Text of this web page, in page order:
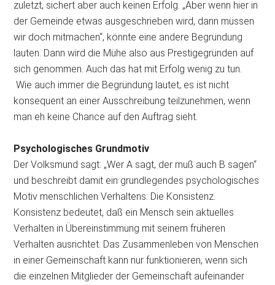
zuletzt, sichert aber auch keinen Erfolg. „Aber wenn hier in
der Gemeinde etwas ausgeschrieben wird, dann müssen
wir doch mitmachen“, könnte eine andere Begründung
lauten. Dann wird die Mühe also aus Prestigegründen auf
sich genommen. Auch das hat mit Erfolg wenig zu tun.
Wie auch immer die Begründung lautet, es ist nicht
konsequent an einer Ausschreibung teilzunehmen, wenn
man eh keine Chance auf den Auftrag sieht.
Psychologisches Grundmotiv
Der Volksmund sagt: „Wer A sagt, der muß auch B sagen“
und beschreibt damit ein grundlegendes psychologisches
Motiv menschlichen Verhaltens: Die Konsistenz.
Konsistenz bedeutet, daß ein Mensch sein aktuelles
Verhalten in Übereinstimmung mit seinem früheren
Verhalten ausrichtet. Das Zusammenleben von Menschen
in einer Gemeinschaft kann nur funktionieren, wenn sich
die einzelnen Mitglieder der Gemeinschaft aufeinander